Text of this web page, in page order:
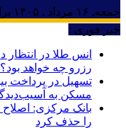
جمعه, ۱۶ مرداد , ۱۴۰۵ برابر با - Friday, 7 August , 2026
خبر فوری :
انس طلا در انتظار
رزرو چه خواهد بود؟
مسکن به
بانک مرکزی:
را حذف کرد